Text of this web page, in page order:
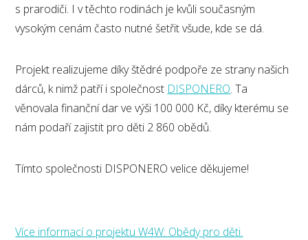
s prarodiči. I v těchto rodinách je kvůli současným
vysokým cenám často nutné šetřit všude, kde se dá.
Projekt realizujeme díky štědré podpoře ze strany našich
dárců, k nimž patří i společnost DISPONERO. Ta
věnovala finanční dar ve výši 100 000 Kč, díky kterému se
nám podaří zajistit pro děti 2 860 obědů.
Tímto společnosti DISPONERO velice děkujeme!
Více informací o projektu W4W: Obědy pro děti.